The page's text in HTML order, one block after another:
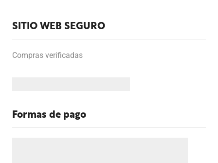
SITIO WEB SEGURO
Compras verificadas
Formas de pago